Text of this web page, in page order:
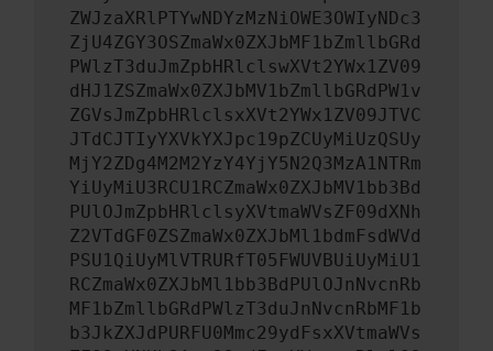
ZWJzaXRlPTYwNDYzMzNiOWE3OWIyNDc3
ZjU4ZGY3OSZmaWx0ZXJbMF1bZmllbGRd
PWlzT3duJmZpbHRlclswXVt2YWx1ZV09
dHJ1ZSZmaWx0ZXJbMV1bZmllbGRdPW1v
ZGVsJmZpbHRlclsxXVt2YWx1ZV09JTVC
JTdCJTIyYXVkYXJpc19pZCUyMiUzQSUy
MjY2ZDg4M2M2YzY4YjY5N2Q3MzA1NTRm
YiUyMiU3RCU1RCZmaWx0ZXJbMV1bb3Bd
PUlOJmZpbHRlclsyXVtmaWVsZF09dXNh
Z2VTdGF0ZSZmaWx0ZXJbMl1bdmFsdWVd
PSU1QiUyMlVTRURfT05FWUVBUiUyMiU1
RCZmaWx0ZXJbMl1bb3BdPUlOJnNvcnRb
MF1bZmllbGRdPWlzT3duJnNvcnRbMF1b
b3JkZXJdPURFU0Mmc29ydFsxXVtmaWVs